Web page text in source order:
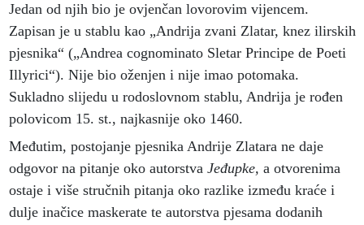
Jedan od njih bio je ovjenčan lovorovim vijencem.
Zapisan je u stablu kao „Andrija zvani Zlatar, knez ilirskih
pjesnika“ („Andrea cognominato Sletar Principe de Poeti
Illyrici“). Nije bio oženjen i nije imao potomaka.
Sukladno slijedu u rodoslovnom stablu, Andrija je rođen
polovicom 15. st., najkasnije oko 1460.
Međutim, postojanje pjesnika Andrije Zlatara ne daje
odgovor na pitanje oko autorstva Jeđupke, a otvorenima
ostaje i više stručnih pitanja oko razlike između kraće i
dulje inačice maskerate te autorstva pjesama dodanih